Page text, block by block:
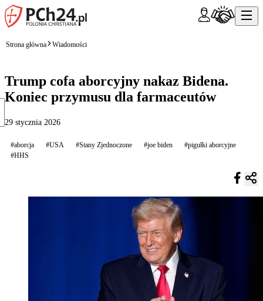
Strona główna Wiadomości
Trump cofa aborcyjny nakaz Bidena.
Koniec przymusu dla farmaceutów
29 stycznia 2026
#aborcja #USA #Stany Zjednoczone #joe biden
#pigułki aborcyjne
#HHS